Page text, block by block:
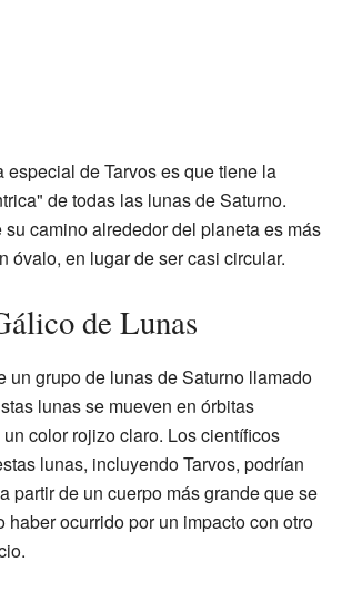
especial de Tarvos es que tiene la
de todas las lunas de Saturno.
camino alrededor del planeta es más
óvalo, en lugar de ser casi circular.
de Lunas
un grupo de lunas de Saturno llamado
lunas se mueven en órbitas
color rojizo claro. Los científicos
lunas, incluyendo Tarvos, podrían
partir de un cuerpo más grande que se
haber ocurrido por un impacto con otro